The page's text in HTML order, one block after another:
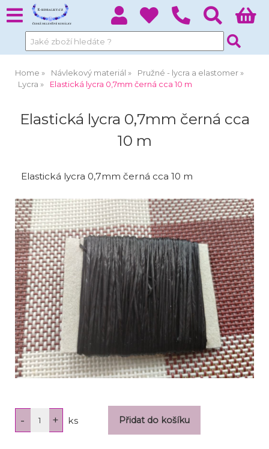
Home Návlekový materiál
Pružné - lycra a elastomer
Lycra
Elastická lycra 0,7mm černá cca 10 m
Elastická lycra 0,7mm černá cca
10 m
Elastická lycra 0,7mm černá cca 10 m
ks